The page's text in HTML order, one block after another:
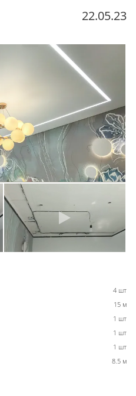
22.05.23
4 шт
15 м
1 шт
1 шт
1 шт
8.5 м